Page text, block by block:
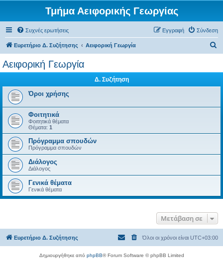
Τμήμα Αειφορικής Γεωργίας
Συχνές ερωτήσεις Σύνδεση
Εγγραφή
Ευρετήριο Δ. Συζήτησης Αειφορική Γεωργία
Αειφορική Γεωργία
Δ. Συζήτηση
Όροι χρήσης
Φοιτητικά
Φοιτητικά θέματα
Θέματα: 1
Πρόγραμμα σπουδών
Πρόγραμμα σπουδών
Διάλογος
Διάλογος
Γενικά θέματα
Γενικά θέματα
Μετάβαση σε
Ευρετήριο Δ. Συζήτησης Όλοι οι χρόνοι είναι UTC+03:00
Δημιουργήθηκε από phpBB® Forum Software © phpBB Limited